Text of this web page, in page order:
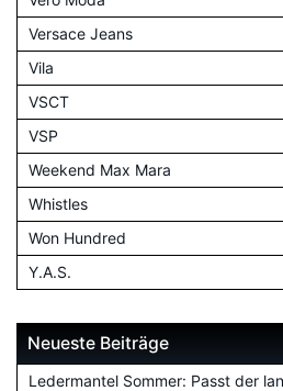
Versace Jeans
Vila
VSCT
VSP
Weekend Max Mara
Whistles
Won Hundred
Y.A.S.
Neueste Beiträge
Ledermantel Sommer: Passt der